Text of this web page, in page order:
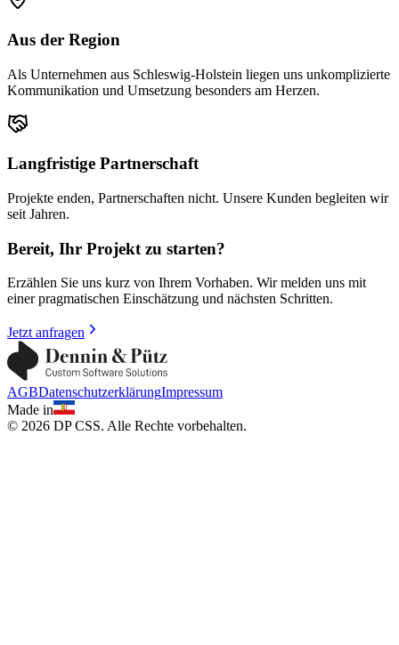
Aus der Region
Als Unternehmen aus Schleswig-Holstein liegen uns unkomplizierte
Kommunikation und Umsetzung besonders am Herzen.
Langfristige Partnerschaft
Projekte enden, Partnerschaften nicht. Unsere Kunden begleiten wir
seit Jahren.
Bereit, Ihr Projekt zu starten?
Erzählen Sie uns kurz von Ihrem Vorhaben. Wir melden uns mit
einer pragmatischen Einschätzung und nächsten Schritten.
Jetzt anfragen
AGBDatenschutzerklärungImpressum
Made in
© 2026 DP CSS. Alle Rechte vorbehalten.